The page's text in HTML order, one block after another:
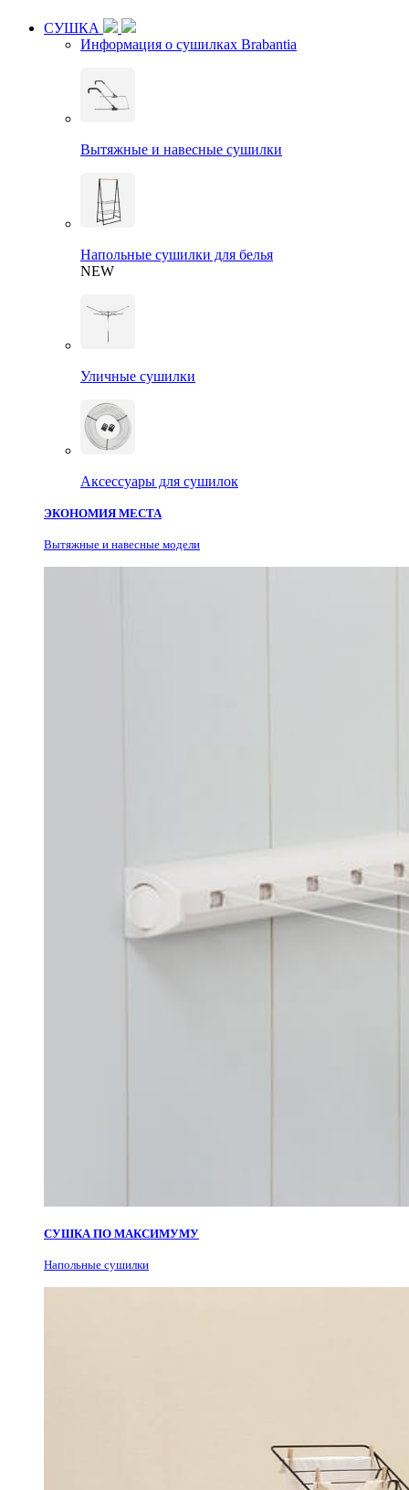
СУШКА
Информация о сушилках Brabantia
Вытяжные и навесные сушилки
Напольные сушилки для белья
NEW
Уличные сушилки
Аксессуары для сушилок
ЭКОНОМИЯ МЕСТА
Вытяжные и навесные модели
СУШКА ПО МАКСИМУМУ
Напольные сушилки